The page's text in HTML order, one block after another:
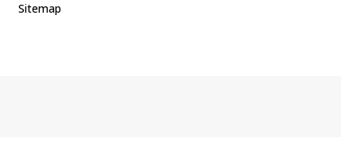
Sitemap